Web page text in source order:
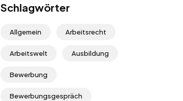
Schlagwörter
Allgemein Arbeitsrecht
Arbeitswelt Ausbildung
Bewerbung
Bewerbungsgespräch